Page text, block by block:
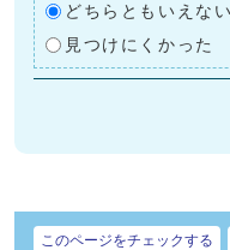
どちらともいえない
見つけにくかった
このページをチェックする